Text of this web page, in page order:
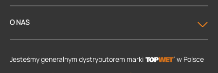
O NAS
Jesteśmy generalnym dystrybutorem marki w Polsce